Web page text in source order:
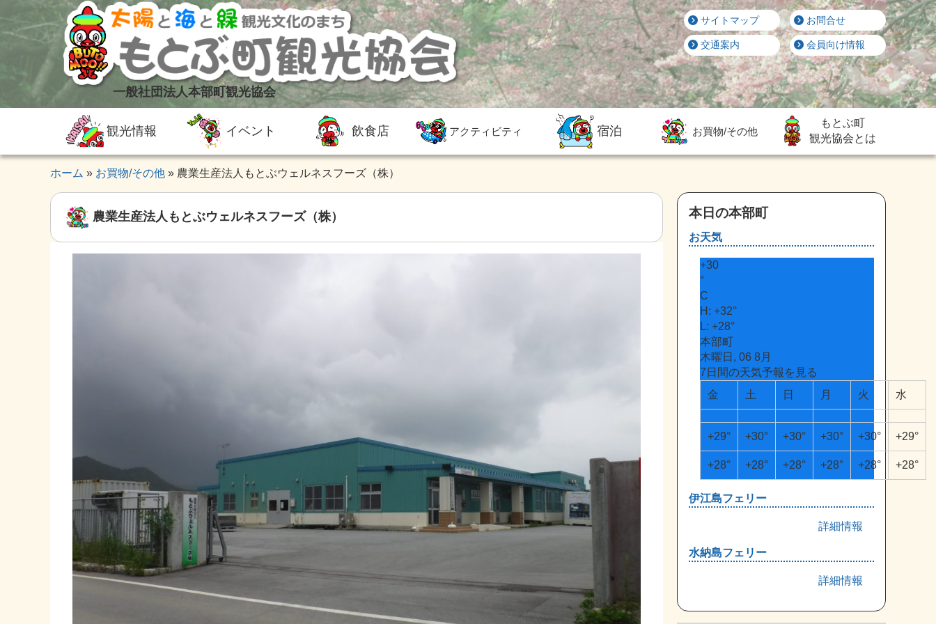
一般社団法人本部町観光協会
サイトマップ
交通案内
お問合せ
会員向け情報
観光情報 イベント 飲食店 アクティビティ 宿泊 お買物/その他
もとぶ町
観光協会とは
ホーム お買物/その他 農業生産法人もとぶウェルネスフーズ（株）
農業生産法人もとぶウェルネスフーズ（株） 本日の本部町
お天気
+30
°
C
H: +32°
L: +28°
本部町
木曜日, 06 8月
7日間の天気予報を見る
金
土 日 月 火 水
+29° +30° +30° +30° +30° +29°
+28° +28° +28° +28° +28° +28°
伊江島フェリー
詳細情報
水納島フェリー
詳細情報